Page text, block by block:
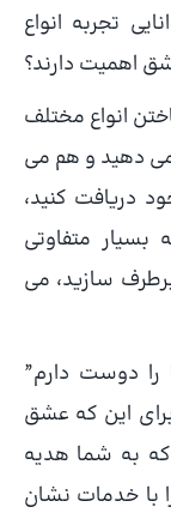
تجربه انواع
اهمیت دارند؟
انواع مختلف
دهید و هم می
دریافت کنید،
بسیار متفاوتی
سازید، می
را دوست دارم”
این که عشق
به شما هدیه
با خدمات نشان